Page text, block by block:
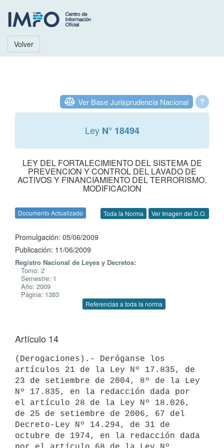
Volver
?
Ver Base Jurisprudencia Nacional
Ley N° 18494
LEY DEL FORTALECIMIENTO DEL SISTEMA DE
PREVENCION Y CONTROL DEL LAVADO DE
ACTIVOS Y FINANCIAMIENTO DEL TERRORISMO.
MODIFICACION
Documento Actualizado Toda la Norma Ver Imagen del D.O.
Promulgación: 05/06/2009
Publicación: 11/06/2009
Registro Nacional de Leyes y Decretos:
Tomo: 2
Semestre: 1
Año: 2009
Página: 1383
Referencias a toda la norma
Artículo 14
(Derogaciones).- Deróganse los
artículos 21 de la Ley Nº 17.835, de
23 de setiembre de 2004, 8º de la Ley
Nº 17.835, en la redacción dada por
el artículo 28 de la Ley Nº 18.026,
de 25 de setiembre de 2006, 67 del
Decreto-Ley Nº 14.294, de 31 de
octubre de 1974, en la redacción dada